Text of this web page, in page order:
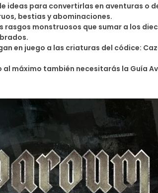
ideas para convertirlas en aventuras o
bestias y abominaciones.
monstruosos que sumar a los
en juego a las criaturas del códice:
máximo también necesitarás la Guía